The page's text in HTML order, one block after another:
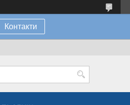
Контакти